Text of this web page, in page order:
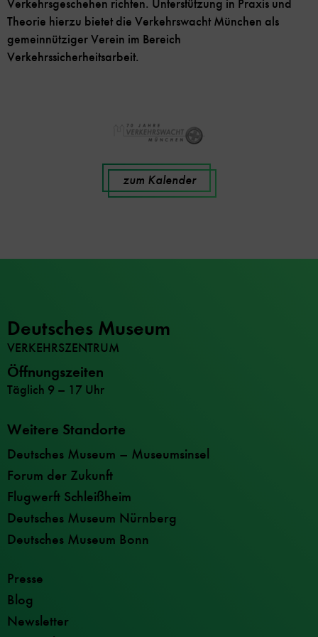
Verkehrsgeschehen richten. Unterstützung in Praxis und
Theorie hierzu bietet die Verkehrswacht München als
gemeinnütziger Verein im Bereich
Verkehrssicherheitsarbeit.
zum Kalender
Deutsches Museum
VERKEHRSZENTRUM
Öffnungszeiten
Täglich 9 – 17 Uhr
Weitere Standorte
Deutsches Museum – Museumsinsel
Forum der Zukunft
Flugwerft Schleißheim
Deutsches Museum Nürnberg
Deutsches Museum Bonn
Presse
Blog
Newsletter